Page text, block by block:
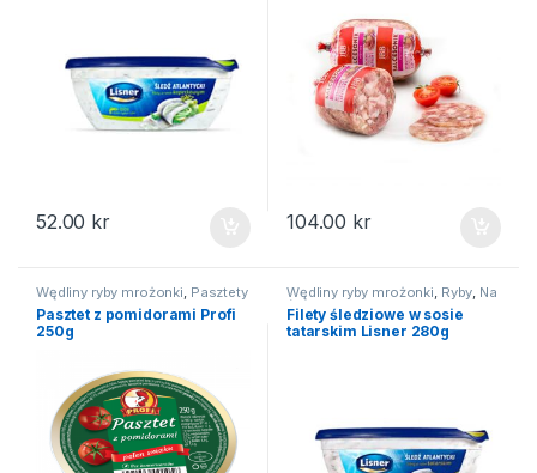
52.00 kr 104.00 kr
Wędliny ryby mrożonki, Pasztety
Pasztet z pomidorami Profi
250g
Wędliny ryby mrożonki, Ryby, Na
święta
Filety śledziowe w sosie
tatarskim Lisner 280g